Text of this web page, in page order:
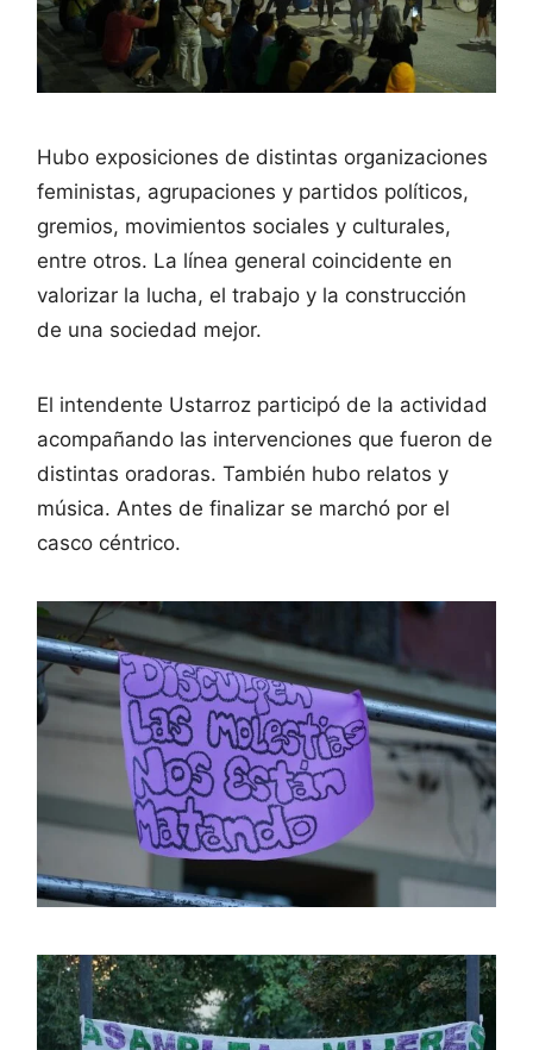
Hubo exposiciones de distintas organizaciones
feministas, agrupaciones y partidos políticos,
gremios, movimientos sociales y culturales,
entre otros. La línea general coincidente en
valorizar la lucha, el trabajo y la construcción
de una sociedad mejor.
El intendente Ustarroz participó de la actividad
acompañando las intervenciones que fueron de
distintas oradoras. También hubo relatos y
música. Antes de finalizar se marchó por el
casco céntrico.